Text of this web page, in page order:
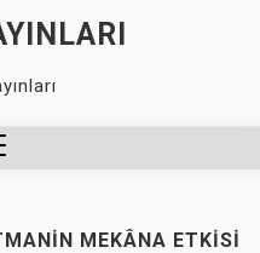
MEKÂNA ETKISI